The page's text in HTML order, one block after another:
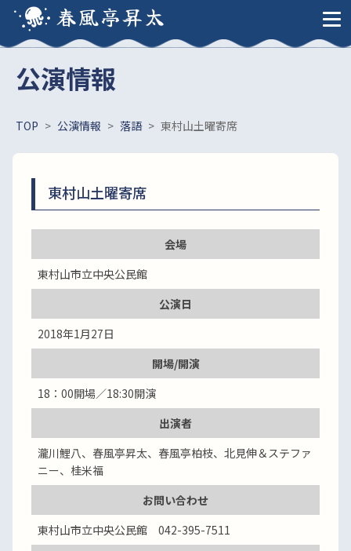
春風亭昇太
公演情報
TOP > 公演情報 > 落語 > 東村山土曜寄席
東村山土曜寄席
会場
東村山市立中央公民館
公演日
2018年1月27日
開場/開演
18：00開場／18:30開演
出演者
瀧川鯉八、春風亭昇太、春風亭柏枝、北見伸＆ステファ
ニー、桂米福
お問い合わせ
東村山市立中央公民館 042-395-7511